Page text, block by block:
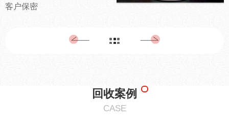
客户保密
回收案例
CASE